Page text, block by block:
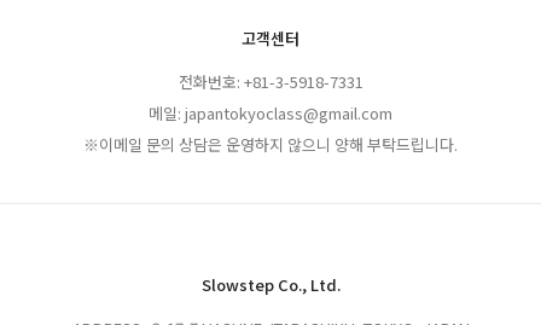
고객센터
전화번호: +81-3-5918-7331
메일: japantokyoclass@gmail.com
※이메일 문의 상담은 운영하지 않으니 양해 부탁드립니다.
Slowstep Co., Ltd.